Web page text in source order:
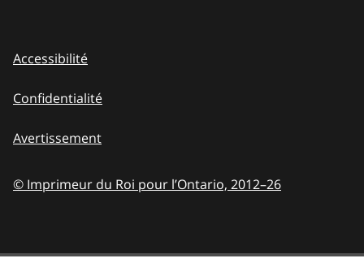
Accessibilité
Confidentialité
Avertissement
© Imprimeur du Roi pour l’Ontario, 2012–26